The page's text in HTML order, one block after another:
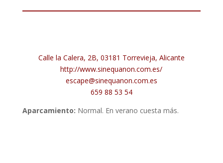
Calle la Calera, 2B, 03181 Torrevieja, Alicante
http://www.sinequanon.com.es/
escape@sinequanon.com.es
659 88 53 54
Aparcamiento: Normal. En verano cuesta más.